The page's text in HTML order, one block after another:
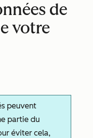
de
votre
peuvent
partie du
éviter cela,